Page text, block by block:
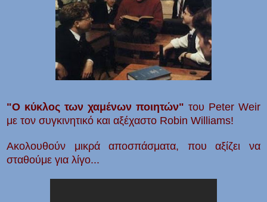
"Ο κύκλος των χαμένων ποιητών" του Peter Weir
με τον συγκινητικό και αξέχαστο Robin Williams!
Ακολουθούν μικρά αποσπάσματα, που αξίζει να
σταθούμε για λίγο...